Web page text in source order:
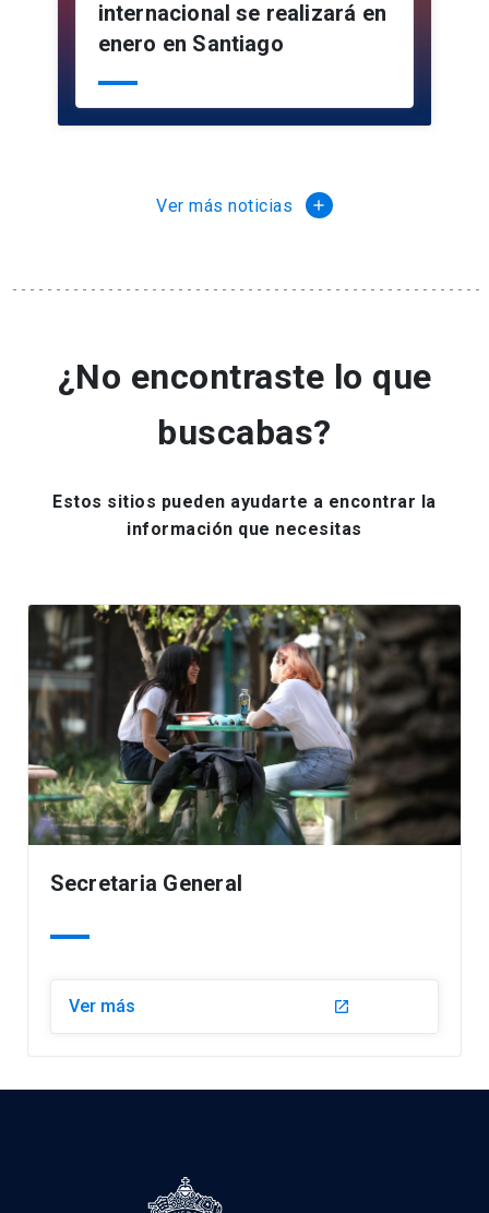
internacional se realizará en
enero en Santiago
Ver más noticias
¿No encontraste lo que
buscabas?
Estos sitios pueden ayudarte a encontrar la
información que necesitas
Secretaria General
Ver más launch_app